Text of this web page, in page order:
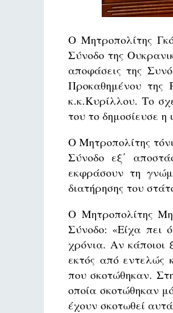
Ο Μητροπολίτης
Σύνοδο της
αποφάσεις της
Προκαθημένου της
κ.κ.Κυρίλλου. Το
του το δημοσίευσε η
Ο Μητροπολίτης
Σύνοδο εξ΄
εκφράσουν τη
διατήρησης του
Ο Μητροπολίτης
Σύνοδο: «Είχα πει
χρόνια. Αν
εκτός από εντελώς
που σκοτώθηκαν.
οποία σκοτώθηκαν
έχουν σκοτωθεί